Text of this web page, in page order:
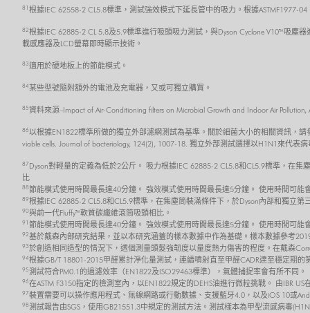
81 根據IEC 62558-2 CL5.8標準，測試強效模式下延長管中的吸力。根據ASTMF1977-
82根據IEC 62885-2 CL 5.8及5.9標準進行吸頭吸力測試，與Dyson Cyclone V10™吸
載感應器及LCD螢幕即時顯示技術。
83適用於硬地板上的節能模式。
84某些型號隨附額外的電池及充電器，又或可獨立購買。
85資料來源–Impact of Air-Conditioning filters on Microbial Growth and Indoor Air
86以根據EN1822標準所做的獨立外部濾網測試為基準。關於細菌大小的相關資訊，請參
viable cells. Journal of bacteriology, 124(2), 1007-18. 獨立外部測試選擇以H1N1來代表
87 Dyson對輕量的定義為低於2公斤。 吸力根據IEC 62885-2 CL5.8和CL5.9標準，在
比
88節能模式使用時間最長達40分鐘。 強效模式使用時間最長達5分鐘。 使用時間可能
89根據IEC 62885-2 CL5.8和CL5.9標準，在集塵筒裝滿條件下，於Dyson內部和獨立
90與前一代Fluffy™軟質碳纖維滾筒吸頭相比。
91 節能模式使用時間最長達40分鐘。 強效模式使用時間最長達5分鐘。 使用時間可能
92基於戴森內部研究結果，並以本研究涵蓋的樣本數據中作為基礎。樣本數據參考
93於創造相同造型的情況下，透個測量頭髮強韌度以量度熱力傷害的程度。在戴森
94根據GB/T 18801-2015甲醛累計淨化量測試，連續噴射直至甲醛CADR達至穩定期
95 測試符合PM0.1的過濾效率（EN1822及ISO29463標準），氣體捕捉率會有所不同。
96在ASTM F3150指定的檢測室內，以EN1822規定的DEHS油進行微粒挑戰。 由IBR
97裝置需要可以操作應用程式、無線網路或行動數據、支援藍牙4.0，以及iOS 10或
98 測試報告由SGS，使用GB21551.3中規定的測試方法。測試樣本為甲型流感病毒